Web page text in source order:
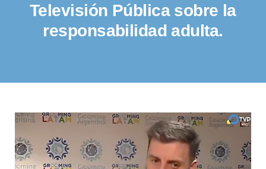
Televisión Pública sobre la
responsabilidad adulta.